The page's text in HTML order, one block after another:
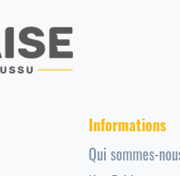
Informations
Qui sommes-